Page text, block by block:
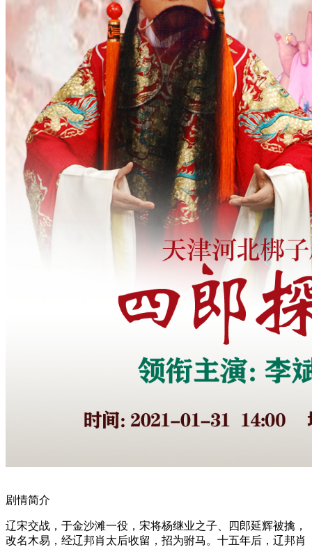
剧情简介
辽宋交战，于金沙滩一役，宋将杨继业之子、四郎延辉被擒，
改名木易，经辽邦肖太后收留，招为驸马。十五年后，辽邦肖